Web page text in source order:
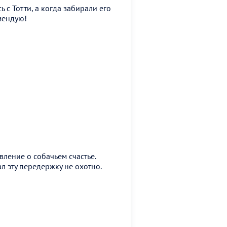
Тотти, а когда забирали его
о собачьем счастье.
эту передержку не охотно.